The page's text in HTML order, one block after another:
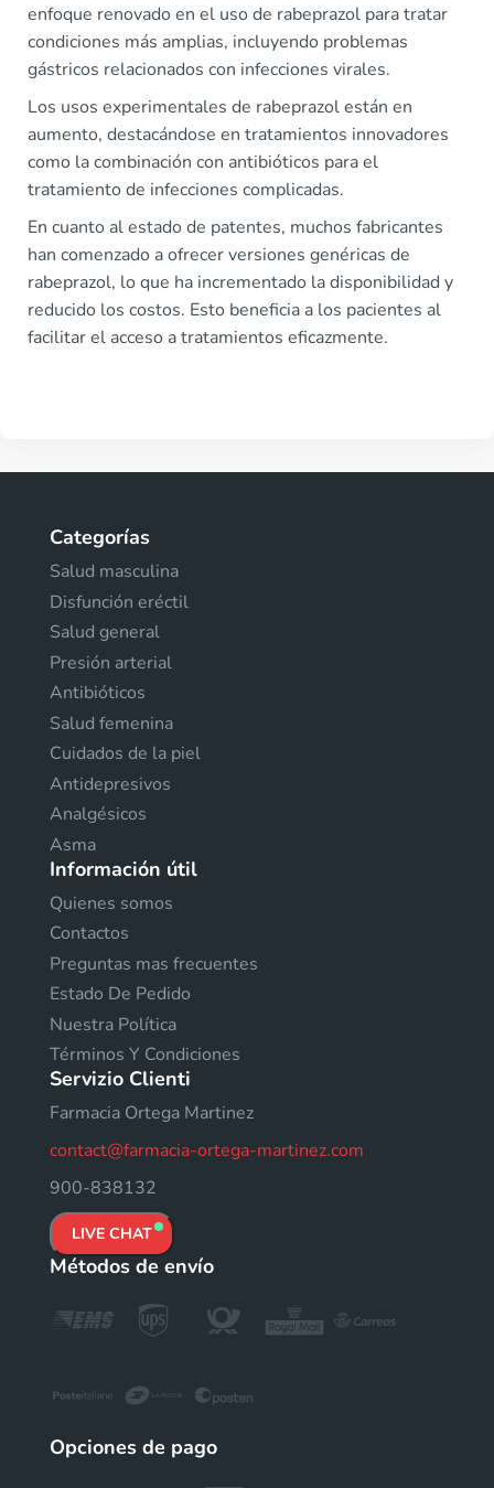
enfoque renovado en el uso de rabeprazol para tratar
condiciones más amplias, incluyendo problemas
gástricos relacionados con infecciones virales.
Los usos experimentales de rabeprazol están en
aumento, destacándose en tratamientos innovadores
como la combinación con antibióticos para el
tratamiento de infecciones complicadas.
En cuanto al estado de patentes, muchos fabricantes
han comenzado a ofrecer versiones genéricas de
rabeprazol, lo que ha incrementado la disponibilidad y
reducido los costos. Esto beneficia a los pacientes al
facilitar el acceso a tratamientos eficazmente.
Categorías
Salud masculina
Disfunción eréctil
Salud general
Presión arterial
Antibióticos
Salud femenina
Cuidados de la piel
Antidepresivos
Analgésicos
Asma
Información útil
Quienes somos
Contactos
Preguntas mas frecuentes
Estado De Pedido
Nuestra Política
Términos Y Condiciones
Servizio Clienti
Farmacia Ortega Martinez
contact@farmacia-ortega-martinez.com
900-838132
LIVE CHAT
Métodos de envío
Opciones de pago